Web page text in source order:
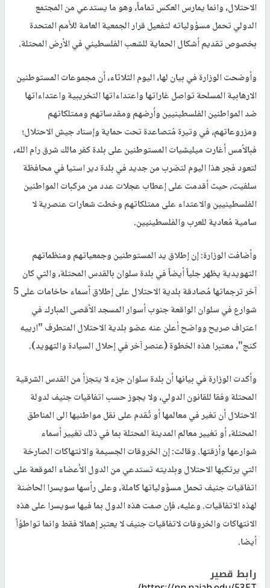
الاحتلال، وانما يمارس العكس تماماً، وهو ما يستدعي من المجتمع
الدولي تحمل مسؤولياته لتفعيل قرار الجمعية العامة للأمم المتحدة
بخصوص تقديم أشكال الحماية للشعب الفلسطيني في الأرض المحتلة.
وأوضحت الوزارة في بيان لها، اليوم الثلاثاء، أن مجموعات المستوطنين
الارهابية المسلحة تواصل غاراتها واعتداءاتها التخريبية واعتداءاتها
ضد المواطنين الفلسطينيين وأرضهم ومقدساتهم وممتلكاتهم
ومزروعاتهم، في وتيرة مُتصاعدة تحت حماية وإسناد جيش الاحتلال؛
فبالأمس أغارت ميليشيات المستوطنين على بلدة كفر مالك شرق رام الله،
لتعود فجر هذا اليوم لتضرب من جديد في بلدة دير استيا في محافظة
سلفيت، حيث أقدمت على إعطاب عجلات عدد من مركبات المواطنين
الفلسطينيين والاعتداء على ممتلكاتهم وخطت شعارات عنصرية لا
سامية مُعادية للعرب والفلسطينيين.
وأضافت الوزارة: إن إطلاق يد المستوطنين وجمعياتهم ومنظماتهم
التهويدية يظهر جلياً أيضاً في بلدة سلوان بالقدس المحتلة، والتي كان
آخر ترجماتها مُصادقة بلدية الاحتلال على إطلاق أسماء حاخامات على 5
شوارع في سلوان الواقعة جنوب أسوار المسجد الأقصى المبارك في
اعتراف صريح وواضح أعلن عنه عضو بلدية الاحتلال المتطرف "ارييه
كنج"، معتبرا هذه الخطوة (عنصر آخر في إحلال السيادة والتهويد).
وأكدت الوزارة في بيانها أن بلدة سلوان جزء لا يتجزأ من القدس الشرقية
المحتلة وفقا للقانون الدولي، ولا يجوز حسب اتفاقيات جنيف لدولة
الاحتلال أن تغير في معالمها أو تُقدم على نقل مواطنيها الى المناطق
المحتلة، أو تغيير معالم المدينة المحتلة بما في ذلك تغيير أسماء
شوارعها وأزقتها. وقالت: إن الخروقات الجسيمة والانتهاكات الصارخة
التي يرتكبها الاحتلال وبلديته تستدعي من الدول الأعضاء الموقعة على
اتفاقيات جنيف تحمل مسؤولياتها كاملة، وعلى رأسها سويسرا الحاضنة
لهذه الاتفاقيات. وعليه، فإن صمت هذه الدول بما فيها سويسرا على هذه
الانتهاكات والخروقات لاتفاقيات جنيف لا يعتبر إهمالا فقط وانما تواطؤاً
أيضا.
رابط قصير